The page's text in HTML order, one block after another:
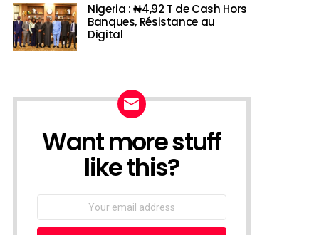
Nigeria : ₦4,92 T de Cash Hors
Banques, Résistance au
Digital
NEWSLETTER
Want more stuff
like this?
Email